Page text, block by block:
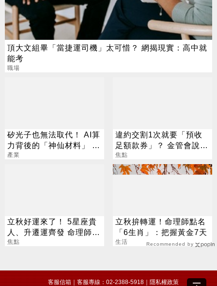
頂大文組畢「當捷運司機」太可惜？ 網揭現實：高中就
能考
職場
矽光子也無法取代！ AI算
力背後的「神仙材料」 這
幾家默默爆賺
產業
違約交割1次就要「預收
足額款券」？ 金管會說話
了
焦點
立秋好運來了！ 5星座貴
人、升遷運齊發 命理師：
把握黃金轉運期
焦點
立秋拚轉運！命理師點名
「6生肖」：把握黃金7天
生活 Recommended by
客服信箱｜客服專線：02-2388-5918｜隱私權政策